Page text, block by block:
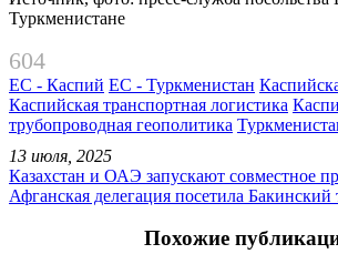
Туркменистане
604
ЕС - Каспий ЕС - Туркменистан
Каспийская транспортная логистика
трубопроводная геополитика
13 июля, 2025
Казахстан и ОАЭ запускают совместное
Афганская делегация посетила
Похожие